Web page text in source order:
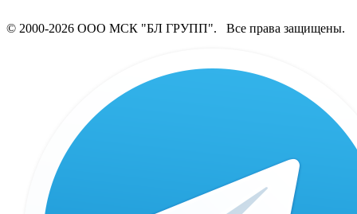
© 2000-2026 ООО МСК "БЛ ГРУПП". Все права защищены.